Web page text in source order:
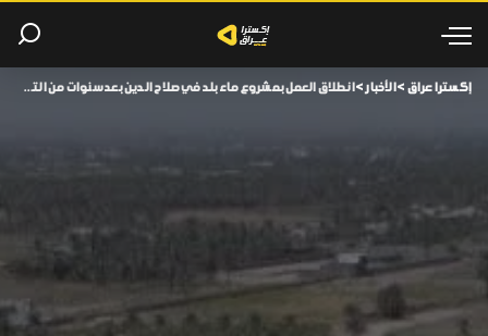
إكسترا عراق >الأخبار>انطلاق العمل بمشروع ماء بلد في صلاح الدين بعد سنوات من التوقف